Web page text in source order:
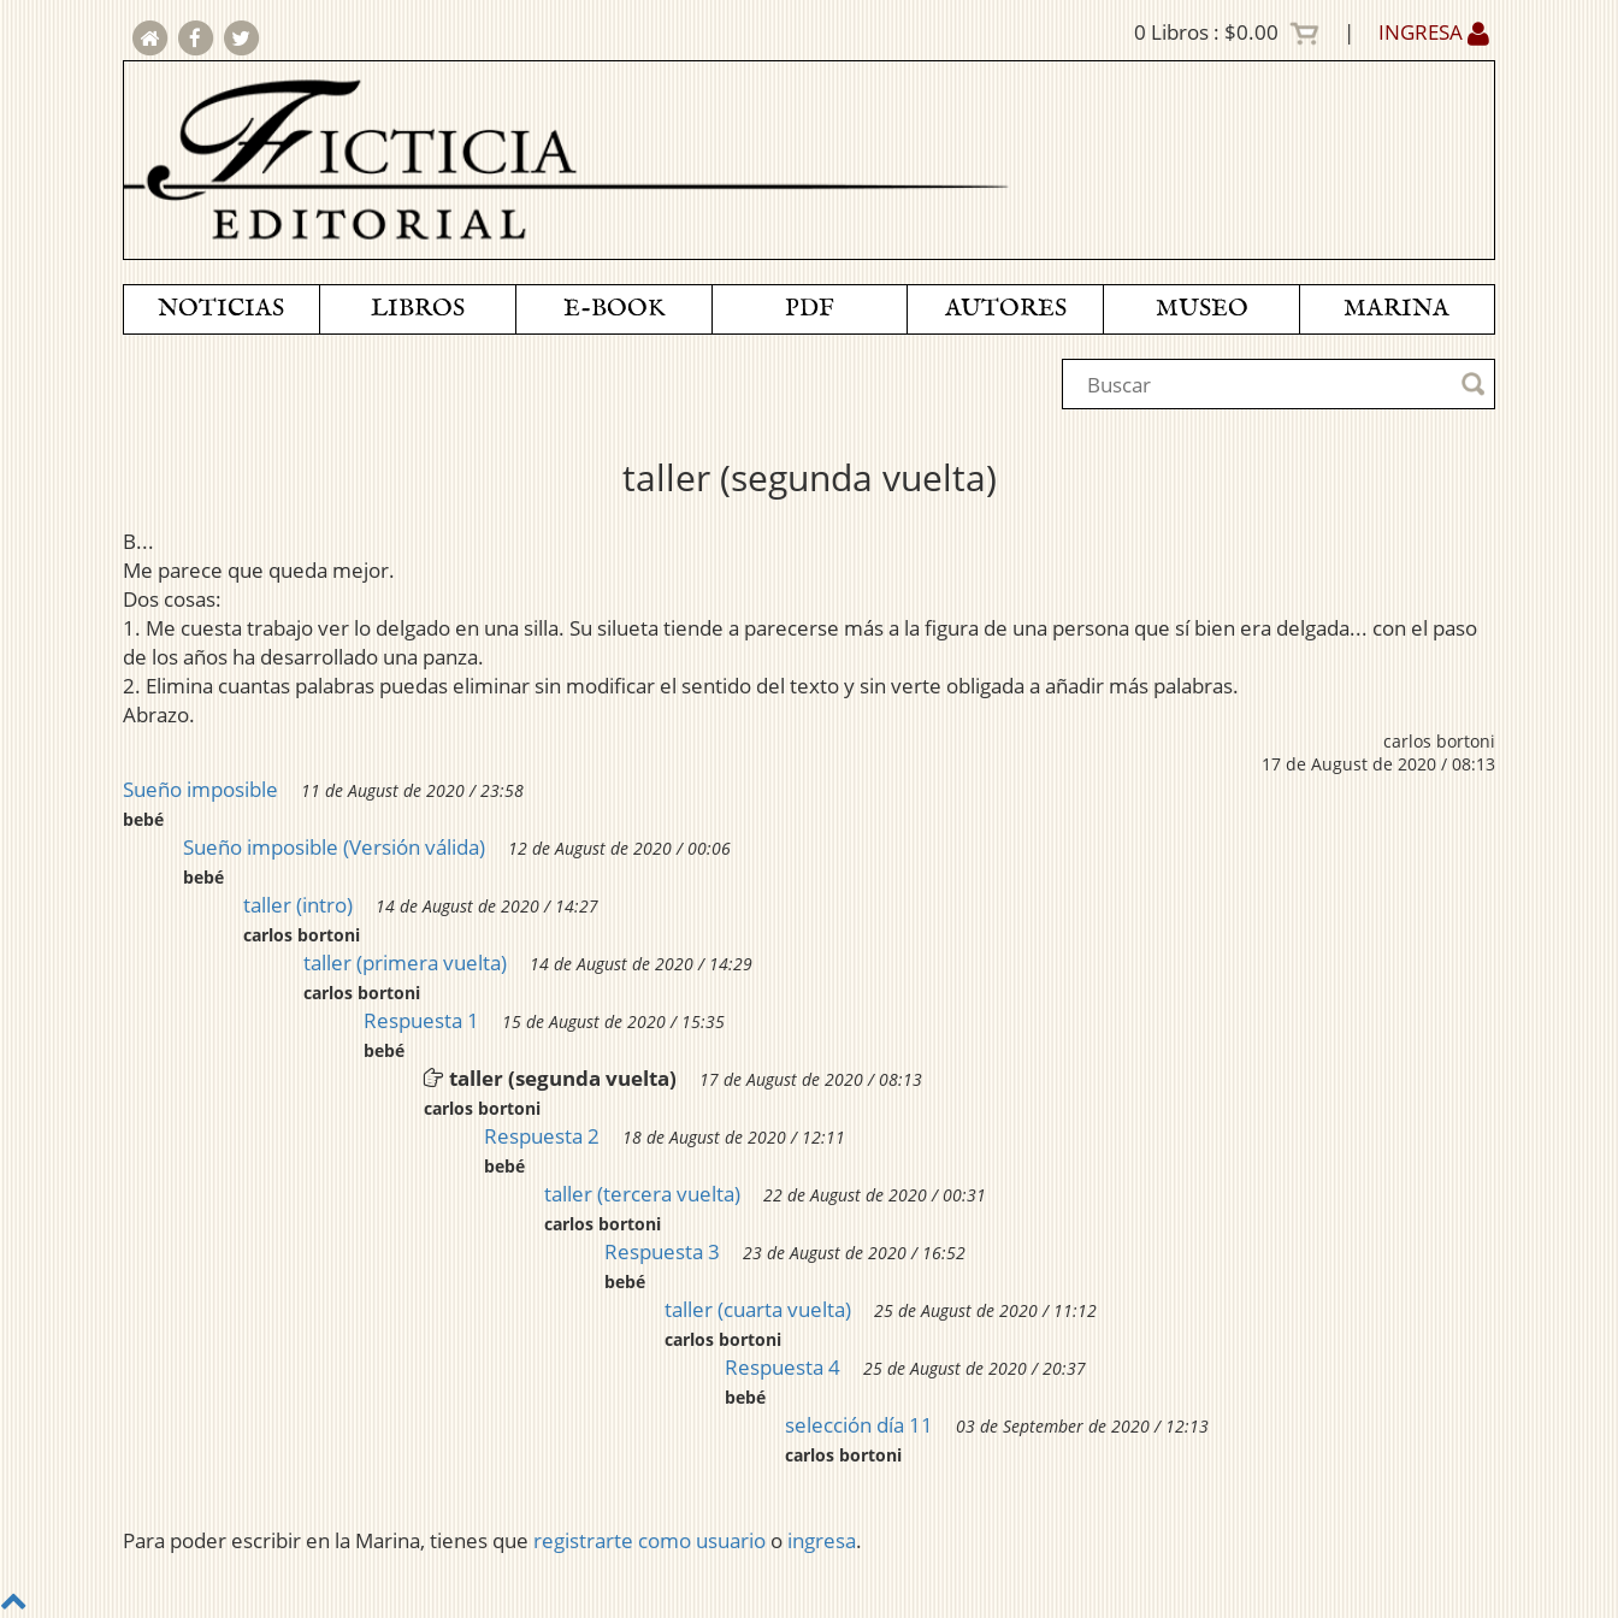
0 Libros : $0.00 | INGRESA
NOTICIAS LIBROS E-BOOK PDF AUTORES MUSEO MARINA
taller (segunda vuelta)
B...
Me parece que queda mejor.
Dos cosas:
1. Me cuesta trabajo ver lo delgado en una silla. Su silueta tiende a parecerse más a la figura de una persona que sí bien era delgada... con el paso
de los años ha desarrollado una panza.
2. Elimina cuantas palabras puedas eliminar sin modificar el sentido del texto y sin verte obligada a añadir más palabras.
Abrazo.
carlos bortoni
17 de August de 2020 / 08:13
Sueño imposible
11 de August de 2020 / 23:58
bebé
Sueño imposible (Versión válida)
12 de August de 2020 / 00:06
bebé
taller (intro)
14 de August de 2020 / 14:27
carlos bortoni
taller (primera vuelta)
14 de August de 2020 / 14:29
carlos bortoni
Respuesta 1
15 de August de 2020 / 15:35
bebé
taller (segunda vuelta)
17 de August de 2020 / 08:13
carlos bortoni
Respuesta 2
18 de August de 2020 / 12:11
bebé
taller (tercera vuelta)
22 de August de 2020 / 00:31
carlos bortoni
Respuesta 3
23 de August de 2020 / 16:52
bebé
taller (cuarta vuelta)
25 de August de 2020 / 11:12
carlos bortoni
Respuesta 4
25 de August de 2020 / 20:37
bebé
selección día 11
03 de September de 2020 / 12:13
carlos bortoni
Para poder escribir en la Marina, tienes que registrarte como usuario o ingresa.